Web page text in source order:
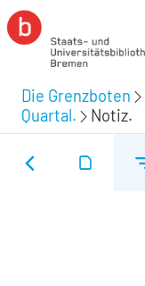
Die Grenzboten
Quartal.
Notiz.